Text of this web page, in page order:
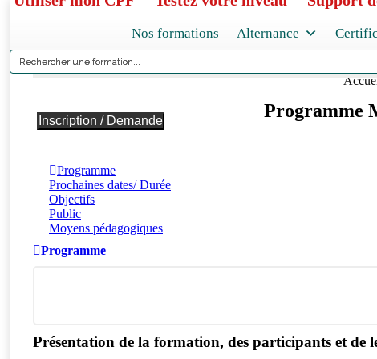
Nos formations Alternance
Vous
Formation MAC SST - Maintien et
Programme
Inscription / Demande
Programme
Prochaines dates/ Durée
Objectifs
Public
Moyens pédagogiques
Programme
Présentation de la formation, des participants et de